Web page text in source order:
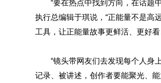
“要在热点中找到方向，在话题
执行总编辑于琪说，“正能量不是高
工具，让正能量故事更鲜活、更好
“镜头带网友们去发现每个人身
记录、被讲述，创作者要能聚光、